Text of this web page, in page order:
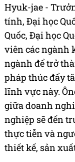
Hyuk-jae -
tính, Đại học
Quốc, Đại học
viên các ngành
ngành để trở
pháp thúc đẩy
lĩnh vực này.
giữa doanh
nghiệp sẽ đến
thực tiễn và
thiết kế, sản